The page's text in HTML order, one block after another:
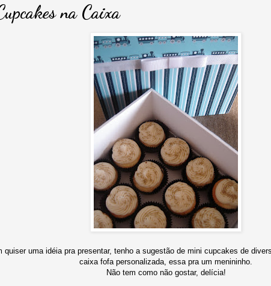
na Caixa
quiser uma idéia pra presentar, tenho a sugestão de mini cupcakes de
caixa fofa personalizada, essa pra um menininho.
Não tem como não gostar, delícia!